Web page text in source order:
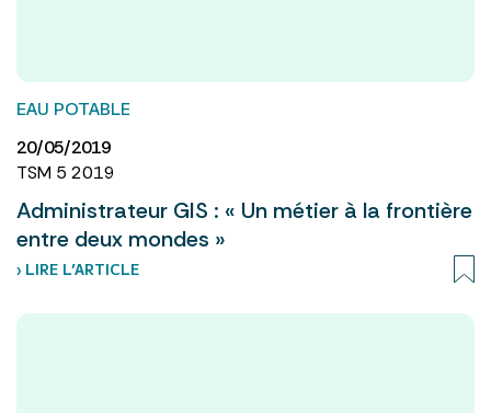
EAU POTABLE
20/05/2019
TSM 5 2019
Administrateur GIS : « Un métier à la frontière
entre deux mondes »
› LIRE L’ARTICLE